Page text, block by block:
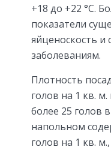
+18 до +22 °С.
показатели
яйценоскость и
заболеваниям.
Плотность
голов на 1 кв.
более 25 голов
напольном
голов на 1 кв.